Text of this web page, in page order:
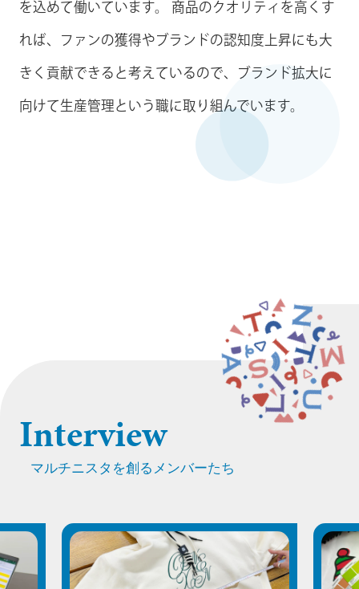
を込めて働いています。 商品のクオリティを高くす
れば、ファンの獲得やブランドの認知度上昇にも大
きく貢献できると考えているので、ブランド拡大に
向けて生産管理という職に取り組んでいます。
Interview
マルチニスタを創るメンバーたち